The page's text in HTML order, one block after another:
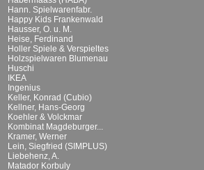
Hann. Spielwarenfabr.
Happy Kids Frankenwald
Hausser, O. u. M.
Heise, Ferdinand
Holler Spiele & Verspieltes
Holzspielwaren Blumenau
Huschi
IKEA
Ingenius
Keller, Konrad (Cubio)
Kellner, Hans-Georg
Koehler & Volckmar
Kombinat Magdeburger...
Kramer, Werner
Lein, Siegfried (SIMPLUS)
Liebehenz, A.
Matador Korbuly